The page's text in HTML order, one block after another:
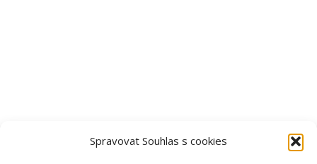
Spravovat Souhlas s cookies